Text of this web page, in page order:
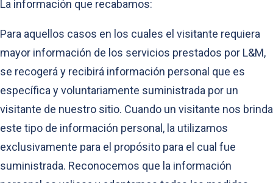
La información que recabamos:
Para aquellos casos en los cuales el visitante requiera
mayor información de los servicios prestados por L&M,
se recogerá y recibirá información personal que es
específica y voluntariamente suministrada por un
visitante de nuestro sitio. Cuando un visitante nos brinda
este tipo de información personal, la utilizamos
exclusivamente para el propósito para el cual fue
suministrada. Reconocemos que la información